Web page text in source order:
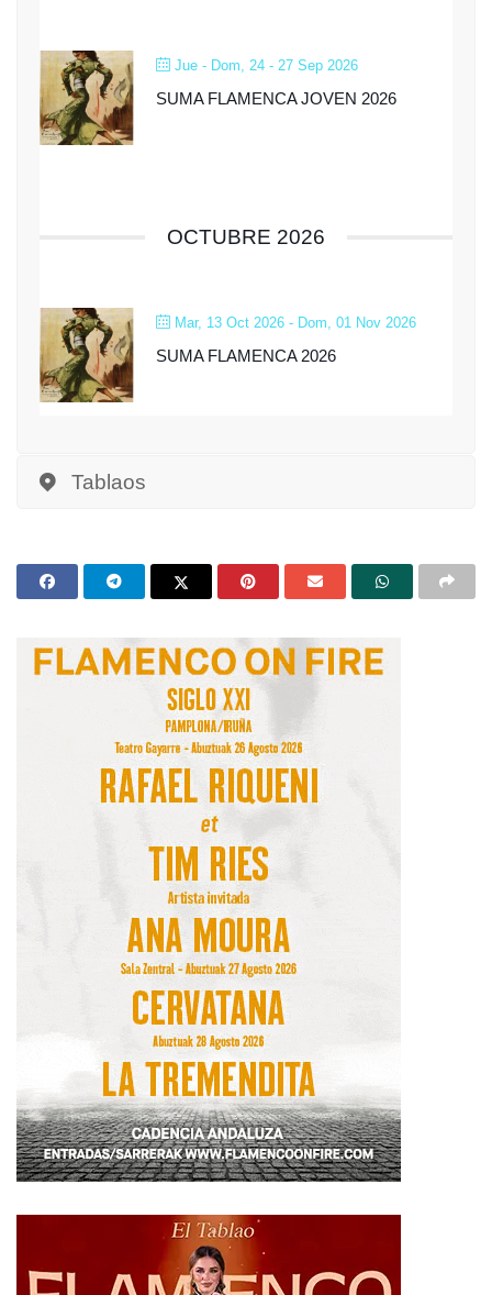
Jue - Dom, 24 - 27 Sep 2026
SUMA FLAMENCA JOVEN 2026
OCTUBRE 2026
Mar, 13 Oct 2026 - Dom, 01 Nov 2026
SUMA FLAMENCA 2026
Tablaos